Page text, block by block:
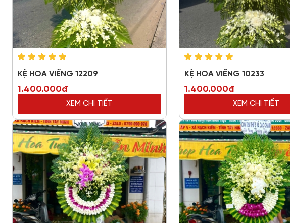
KỆ HOA VIẾNG 12209
1.400.000đ
XEM CHI TIẾT
KỆ HOA VIẾNG 10233
1.400.000đ
XEM CHI TIẾT